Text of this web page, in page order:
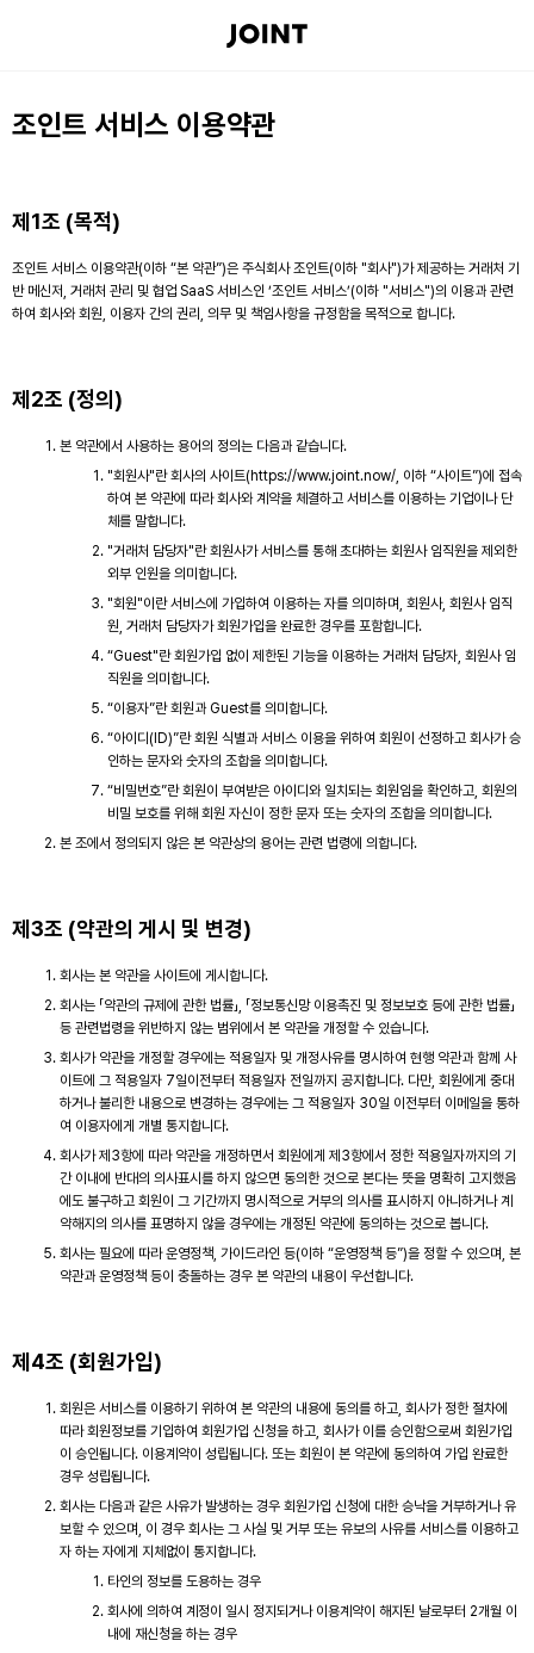
조인트 서비스 이용약관
제1조 (목적)
조인트 서비스 이용약관(이하 “본 약관”)은 주식회사 조인트(이하 "회사")가 제공하는 거래처 기
반 메신저, 거래처 관리 및 협업 SaaS 서비스인 ‘조인트 서비스’(이하 "서비스")의 이용과 관련
하여 회사와 회원, 이용자 간의 권리, 의무 및 책임사항을 규정함을 목적으로 합니다.
제2조 (정의)
본 약관에서 사용하는 용어의 정의는 다음과 같습니다.
"회원사"란 회사의 사이트(https://www.joint.now/, 이하 “사이트”)에 접속
하여 본 약관에 따라 회사와 계약을 체결하고 서비스를 이용하는 기업이나 단
체를 말합니다.
"거래처 담당자"란 회원사가 서비스를 통해 초대하는 회원사 임직원을 제외한
외부 인원을 의미합니다.
"회원"이란 서비스에 가입하여 이용하는 자를 의미하며, 회원사, 회원사 임직
원, 거래처 담당자가 회원가입을 완료한 경우를 포함합니다.
“Guest"란 회원가입 없이 제한된 기능을 이용하는 거래처 담당자, 회원사 임
직원을 의미합니다.
“이용자”란 회원과 Guest를 의미합니다.
“아이디(ID)”란 회원 식별과 서비스 이용을 위하여 회원이 선정하고 회사가 승
인하는 문자와 숫자의 조합을 의미합니다.
“비밀번호”란 회원이 부여받은 아이디와 일치되는 회원임을 확인하고, 회원의
비밀 보호를 위해 회원 자신이 정한 문자 또는 숫자의 조합을 의미합니다.
본 조에서 정의되지 않은 본 약관상의 용어는 관련 법령에 의합니다.
제3조 (약관의 게시 및 변경)
회사는 본 약관을 사이트에 게시합니다.
회사는 「약관의 규제에 관한 법률」, 「정보통신망 이용촉진 및 정보보호 등에 관한 법률」
등 관련법령을 위반하지 않는 범위에서 본 약관을 개정할 수 있습니다.
회사가 약관을 개정할 경우에는 적용일자 및 개정사유를 명시하여 현행 약관과 함께 사
이트에 그 적용일자 7일이전부터 적용일자 전일까지 공지합니다. 다만, 회원에게 중대
하거나 불리한 내용으로 변경하는 경우에는 그 적용일자 30일 이전부터 이메일을 통하
여 이용자에게 개별 통지합니다.
회사가 제3항에 따라 약관을 개정하면서 회원에게 제3항에서 정한 적용일자까지의 기
간 이내에 반대의 의사표시를 하지 않으면 동의한 것으로 본다는 뜻을 명확히 고지했음
에도 불구하고 회원이 그 기간까지 명시적으로 거부의 의사를 표시하지 아니하거나 계
약해지의 의사를 표명하지 않을 경우에는 개정된 약관에 동의하는 것으로 봅니다.
회사는 필요에 따라 운영정책, 가이드라인 등(이하 “운영정책 등”)을 정할 수 있으며, 본
약관과 운영정책 등이 충돌하는 경우 본 약관의 내용이 우선합니다.
제4조 (회원가입)
회원은 서비스를 이용하기 위하여 본 약관의 내용에 동의를 하고, 회사가 정한 절차에
따라 회원정보를 기입하여 회원가입 신청을 하고, 회사가 이를 승인함으로써 회원가입
이 승인됩니다. 이용계약이 성립됩니다. 또는 회원이 본 약관에 동의하여 가입 완료한
경우 성립됩니다.
회사는 다음과 같은 사유가 발생하는 경우 회원가입 신청에 대한 승낙을 거부하거나 유
보할 수 있으며, 이 경우 회사는 그 사실 및 거부 또는 유보의 사유를 서비스를 이용하고
자 하는 자에게 지체없이 통지합니다.
타인의 정보를 도용하는 경우
회사에 의하여 계정이 일시 정지되거나 이용계약이 해지된 날로부터 2개월 이
내에 재신청을 하는 경우